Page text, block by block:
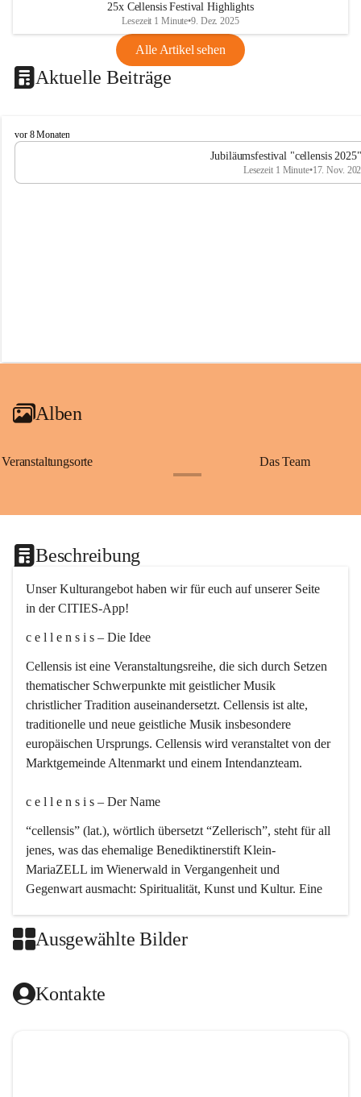
25x Cellensis Festival Highlights
Lesezeit 1 Minute•9. Dez. 2025
Alle Artikel sehen
Aktuelle Beiträge
C
e
l
vor 8 Monaten
Jubiläumsfestival "cellensis
Lesezeit 1 Minute•17. Nov.
Alben
Veranstaltungsorte Das Team
Beschreibung
Unser Kulturangebot haben wir für euch auf unserer Seite
in der CITIES-App!
c e l l e n s i s – Die Idee
Cellensis ist eine Veranstaltungsreihe, die sich durch Setzen
thematischer Schwerpunkte mit geistlicher Musik
christlicher Tradition auseinandersetzt. Cellensis ist alte,
traditionelle und neue geistliche Musik insbesondere
europäischen Ursprungs. Cellensis wird veranstaltet von der
Marktgemeinde Altenmarkt und einem Intendanzteam.
c e l l e n s i s – Der Name
“cellensis” (lat.), wörtlich übersetzt “Zellerisch”, steht für all
jenes, was das ehemalige Benediktinerstift Klein-
MariaZELL im Wienerwald in Vergangenheit und
Gegenwart ausmacht: Spiritualität, Kunst und Kultur. Eine
Kirchenmusik, dem kunstvollen Lob Gottes.
Das kirchenmusikalische Festival Cellensis wird seit dem
Ausgewählte Bilder
Kontakte